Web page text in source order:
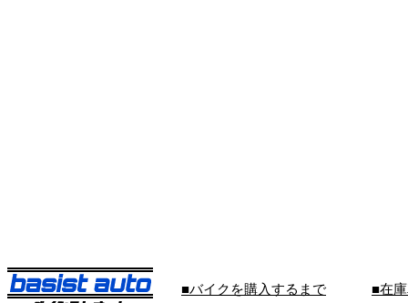
■バイクを購入するまで ■在